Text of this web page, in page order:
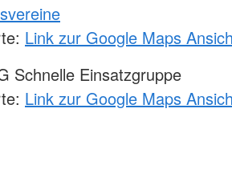
Link zur Google Maps
Schnelle Einsatzgruppe
Link zur Google Maps